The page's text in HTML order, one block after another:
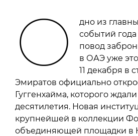
О
дно из
событий
повод
в ОАЭ уже
11 декабря в
Эмиратов официально
Гуггенхайма, которого
десятилетия. Новая
крупнейшей в коллекции
объединяющей площадки в